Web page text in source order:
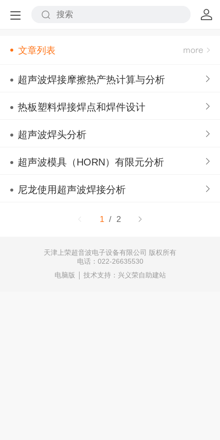
文章列表
超声波焊接摩擦热产热计算与分析
热板塑料焊接焊点和焊件设计
超声波焊头分析
超声波模具（HORN）有限元分析
尼龙使用超声波焊接分析
1 / 2
天津上荣超音波电子设备有限公司 版权所有
电话：022-26635530
电脑版
技术支持： 兴义荣自助建站